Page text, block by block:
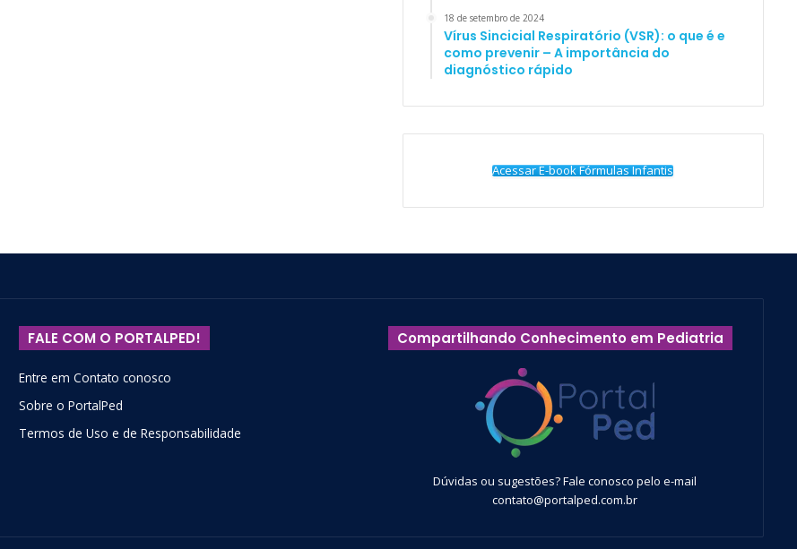
18 de setembro de 2024
Vírus Sincicial Respiratório (VSR): o que é e
como prevenir – A importância do
diagnóstico rápido
Acessar E-book Fórmulas Infantis
FALE COM O PORTALPED!
Entre em Contato conosco
Sobre o PortalPed
Termos de Uso e de Responsabilidade
Compartilhando Conhecimento em Pediatria
Dúvidas ou sugestões? Fale conosco pelo e-mail
contato@portalped.com.br